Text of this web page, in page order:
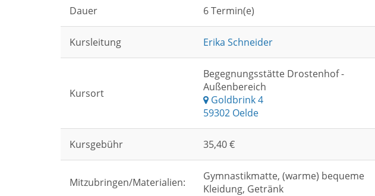
Dauer 6 Termin(e)
Kursleitung Erika Schneider
Kursort
Begegnungsstätte Drostenhof -
Außenbereich
Goldbrink 4
59302 Oelde
Kursgebühr 35,40 €
Mitzubringen/Materialien:
Gymnastikmatte, (warme) bequeme
Kleidung, Getränk